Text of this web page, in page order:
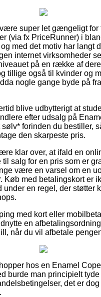
super let gængeligt for
(via fx PriceRunner) i
med det motiv har langt
internet virksomheder
på en række af
tillige også til kvinder og
nogle gange byde på
blive udbytterigt at
efter udsalg på
forinden du bestiller,
den skarpeste pris.
klar over, at ifald en
til salg for en pris som er
være en varsel om en
Køb med betalingskort er
en regel, der støtter
med kort eller
en
når du vil afbetale
hos en Enamel
burde man principielt tyde
det er